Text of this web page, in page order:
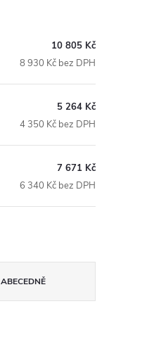
10 805 Kč
8 930 Kč bez DPH
5 264 Kč
4 350 Kč bez DPH
7 671 Kč
6 340 Kč bez DPH
ABECEDNĚ